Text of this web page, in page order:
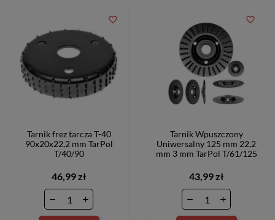
Tarnik frez tarcza T-40
90x20x22,2 mm TarPol
T/40/90
46,99 zł
favorite_border
Tarnik Wpuszczony
Uniwersalny 125 mm 22,2
mm 3 mm TarPol T/61/125
43,99 zł
favorite_border